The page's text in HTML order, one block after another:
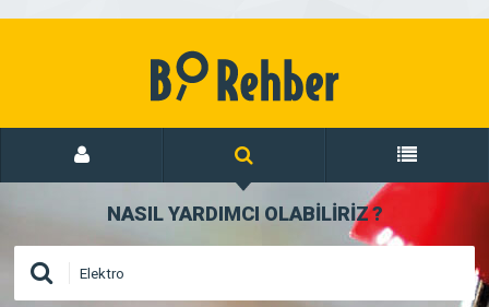
NASIL YARDIMCI OLABİLİRİZ?